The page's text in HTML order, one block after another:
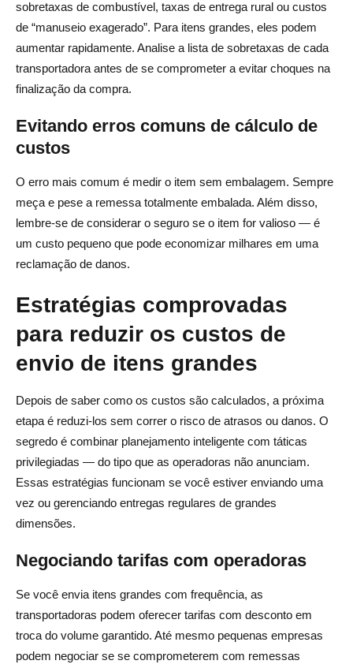
sobretaxas de combustível, taxas de entrega rural ou custos
de “manuseio exagerado”. Para itens grandes, eles podem
aumentar rapidamente. Analise a lista de sobretaxas de cada
transportadora antes de se comprometer a evitar choques na
finalização da compra.
Evitando erros comuns de cálculo de
custos
O erro mais comum é medir o item sem embalagem. Sempre
meça e pese a remessa totalmente embalada. Além disso,
lembre-se de considerar o seguro se o item for valioso — é
um custo pequeno que pode economizar milhares em uma
reclamação de danos.
Estratégias comprovadas
para reduzir os custos de
envio de itens grandes
Depois de saber como os custos são calculados, a próxima
etapa é reduzi-los sem correr o risco de atrasos ou danos. O
segredo é combinar planejamento inteligente com táticas
privilegiadas — do tipo que as operadoras não anunciam.
Essas estratégias funcionam se você estiver enviando uma
vez ou gerenciando entregas regulares de grandes
dimensões.
Negociando tarifas com operadoras
Se você envia itens grandes com frequência, as
transportadoras podem oferecer tarifas com desconto em
troca do volume garantido. Até mesmo pequenas empresas
podem negociar se se comprometerem com remessas